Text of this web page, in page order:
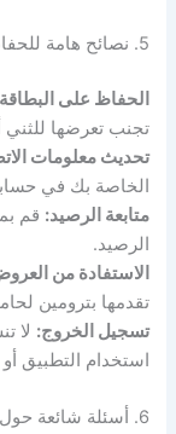
5. نصائح هامة للحفاظ على بطاقتك والاستفادة منها بشكل أفضل
الحفاظ على
تجنب تعرضها للثني
تحديث معلومات
الخاصة بك في
متابعة الرصيد: قم
الرصيد.
الاستفادة من
تقدمها بترومين
تسجيل الخروج: لا
استخدام التطبيق أو
6. أسئلة شائعة حول شحن بطاقة بترومين إكسبريس